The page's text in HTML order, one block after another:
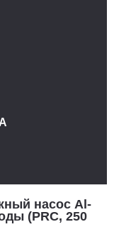
насос Al-
(PRC, 250